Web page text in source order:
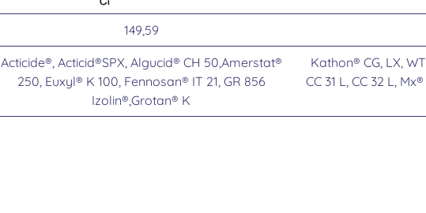
149,59
Acticide®, Acticid®SPX, Algucid® CH 50,Amerstat®
250, Euxyl® K 100, Fennosan® IT 21, GR 856
Izolin®,Grotan® K
Kathon® CG, LX,
CC 31 L, CC 32 L,